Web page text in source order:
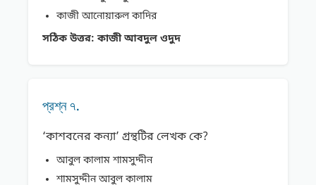
কাজী আনােয়ারুল কাদির
সঠিক উত্তর: কাজী আবদুল ওদুদ
প্রশ্ন ৭.
‘কাশবনের কন্যা’ গ্রন্থটির লেখক কে?
আবুল কালাম শামসুদ্দীন
শামসুদ্দীন আবুল কালাম